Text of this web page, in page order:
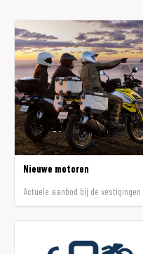
Nieuwe motoren
Actuele aanbod bij de vestigingen